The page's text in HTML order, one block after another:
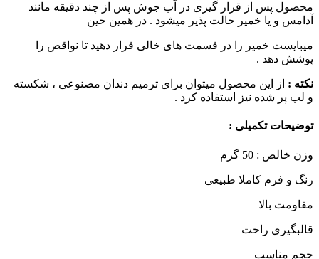
محصول پس از قرار گیری در آب جوش پس از چند دقیقه مانند
آدامس و یا خمیر حالت پذیر میشود . در همین حین
میبایست خمیر را در قسمت های خالی قرار دهید تا نواقص را
پوشش دهد .
نکته : از این محصول میتوان برای ترمیم دندان مصنوعی ، شکسته
و لب پر شده نیز استفاده کرد .
توضیحات تکمیلی :
وزن خالص : 50 گرم
رنگ و فرم کاملا طبیعی
مقاومت بالا
قالبگیری راحت
حجم مناسب